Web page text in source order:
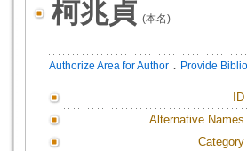
柯兆貞 (本名)
Authorize Area for Author ． Provide
ID
Alternative Names
Category